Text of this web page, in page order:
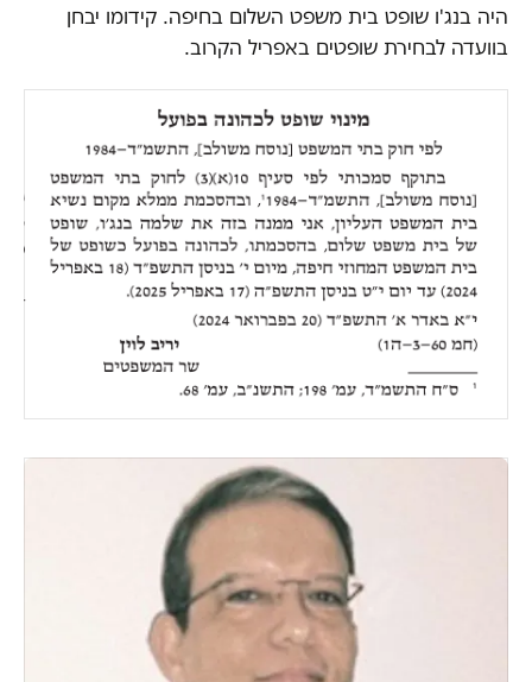
היה בנג'ו שופט בית משפט השלום בחיפה. קידומו יבחן
בוועדה לבחירת שופטים באפריל הקרוב.